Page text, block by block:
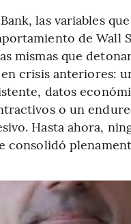
las variables
de Wall
mismas que
en crisis anteriores:
datos
o un
Hasta ahora,
consolidó